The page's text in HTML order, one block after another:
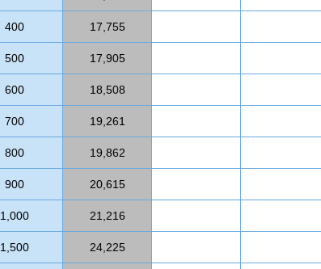
400 17,755
500 17,905
600 18,508
700 19,261
800 19,862
900 20,615
1,000 21,216
1,500 24,225